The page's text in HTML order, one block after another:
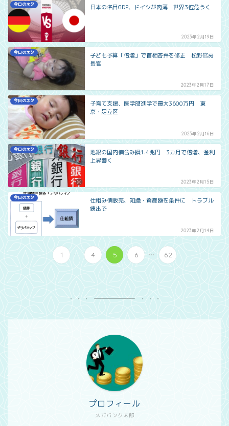
今日のネタ 日本の名目GDP、ドイツが肉薄 世界3位危うく
2023年2月19日
今日のネタ
子ども予算「倍増」で首相答弁を修正 松野官房
長官
2023年2月17日
今日のネタ
子育て支援、医学部進学で最大3600万円 東
京・足立区
2023年2月16日
今日のネタ
地銀の国内債含み損1.4兆円 3カ月で倍増、金利
上昇響く
2023年2月15日
今日のネタ
仕組み債販売、知識・資産額を条件に トラブル
続出で
2023年2月14日
1 ... 4 5 6 ... 62
メガバンク太郎
プロフィール